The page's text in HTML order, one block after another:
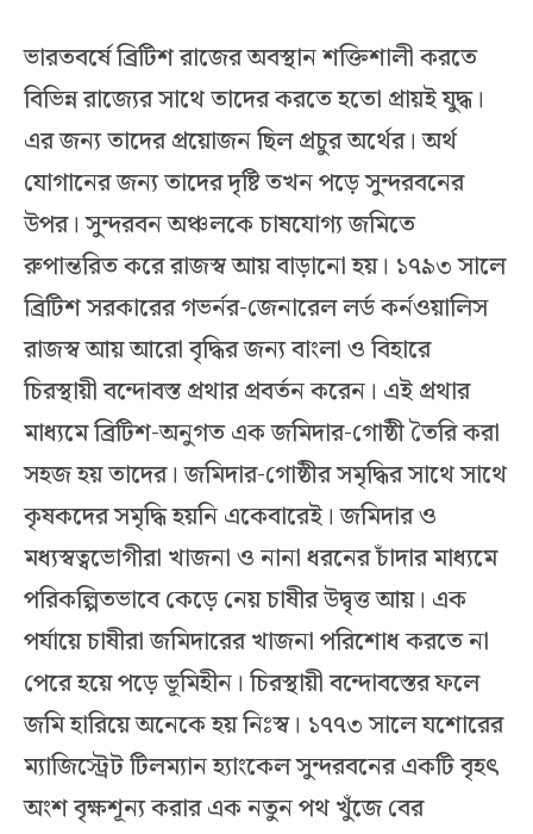
ভারতবর্ষে ব্রিটিশ রাজের অবস্থান শক্তিশালী করতে
বিভিন্ন রাজ্যের সাথে তাদের করতে হতো প্রায়ই যুদ্ধ।
এর জন্য তাদের প্রয়োজন ছিল প্রচুর অর্থের। অর্থ
যোগানের জন্য তাদের দৃষ্টি তখন পড়ে সুন্দরবনের
উপর। সুন্দরবন অঞ্চলকে চাষযোগ্য জমিতে
রুপান্তরিত করে রাজস্ব আয় বাড়ানো হয়। ১৭৯৩ সালে
ব্রিটিশ সরকারের গভর্নর-জেনারেল লর্ড কর্নওয়ালিস
রাজস্ব আয় আরো বৃদ্ধির জন্য বাংলা ও বিহারে
চিরস্থায়ী বন্দোবস্ত প্রথার প্রবর্তন করেন। এই প্রথার
মাধ্যমে ব্রিটিশ-অনুগত এক জমিদার-গোষ্ঠী তৈরি করা
সহজ হয় তাদের। জমিদার-গোষ্ঠীর সমৃদ্ধির সাথে সাথে
কৃষকদের সমৃদ্ধি হয়নি একেবারেই। জমিদার ও
মধ্যস্বত্বভোগীরা খাজনা ও নানা ধরনের চাঁদার মাধ্যমে
পরিকল্পিতভাবে কেড়ে নেয় চাষীর উদ্বৃত্ত আয়। এক
পর্যায়ে চাষীরা জমিদারের খাজনা পরিশোধ করতে না
পেরে হয়ে পড়ে ভূমিহীন। চিরস্থায়ী বন্দোবস্তের ফলে
জমি হারিয়ে অনেকে হয় নিঃস্ব। ১৭৭৩ সালে যশোরের
ম্যাজিস্ট্রেট টিলম্যান হ্যাংকেল সুন্দরবনের একটি বৃহৎ
অংশ বৃক্ষশূন্য করার এক নতুন পথ খুঁজে বের